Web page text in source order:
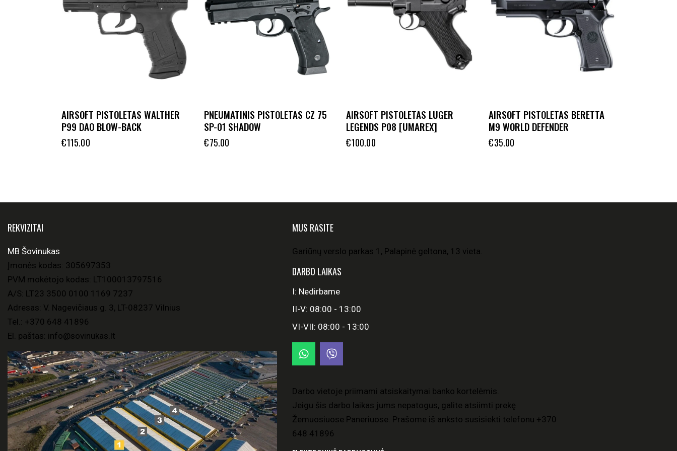
AIRSOFT PISTOLETAS WALTHER
P99 DAO BLOW-BACK
€115.00
PNEUMATINIS PISTOLETAS CZ 75
SP-01 SHADOW
€75.00
AIRSOFT PISTOLETAS LUGER
LEGENDS P08 [UMAREX]
€100.00
AIRSOFT PISTOLETAS BERETTA
M9 WORLD DEFENDER
€35.00
REKVIZITAI
MB Šovinukas
Įmonės kodas: 305697353
PVM mokėtojo kodas: LT100013797516
A/S: LT23 3500 0100 1169 7237
Adresas: V. Nagevičiaus g. 3, LT-08237 Vilnius
Tel.: +370 648 41896
El. paštas: info@sovinukas.lt
MUS RASITE
Gariūnų verslo parkas 1, Palapinė geltona, 13 vieta.
DARBO LAIKAS
I: Nedirbame
II-V: 08:00 - 13:00
VI-VII: 08:00 - 13:00
Darbo vietoje priimami atsiskaitymai banko kortelėmis.
Jeigu šis darbo laikas jums nepatogus, galite atsiimti prekę
Žemuosiuose Paneriuose. Prašome iš anksto susisiekti telefonu +370
648 41896